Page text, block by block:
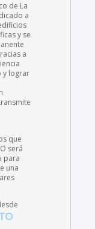
de La
a
y se
a
y lograr
que
será
para
una